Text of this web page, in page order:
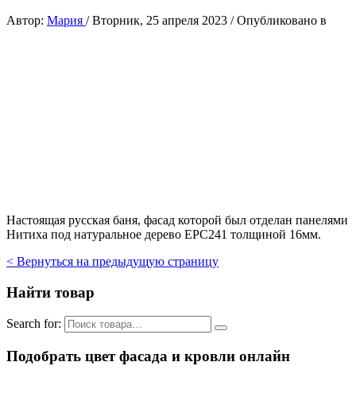
Автор: Мария /Вторник, 25 апреля 2023 /Опубликовано в
Настоящая русская баня, фасад которой был отделан панелями
Нитиха под натуральное дерево EPC241 толщиной 16мм.
< Вернуться на предыдущую страницу
Найти товар
Search for:
Подобрать цвет фасада и кровли онлайн